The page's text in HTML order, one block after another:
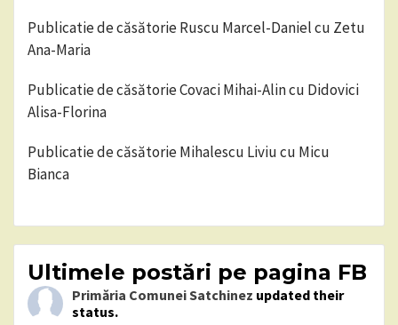
Publicatie de căsătorie Ruscu Marcel-Daniel cu Zetu
Ana-Maria
Publicatie de căsătorie Covaci Mihai-Alin cu Didovici
Alisa-Florina
Publicatie de căsătorie Mihalescu Liviu cu Micu
Bianca
Ultimele postări pe pagina FB
Primăria Comunei Satchinez updated their
status.